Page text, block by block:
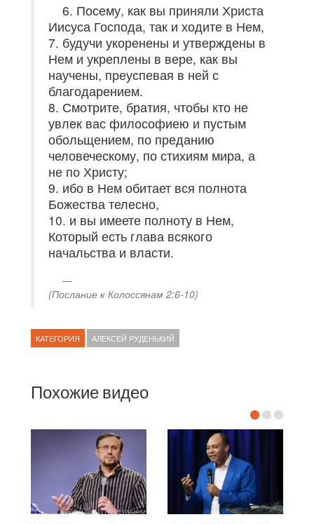
6. Посему, как вы приняли Христа
Иисуса Господа, так и ходите в Нем,
7. будучи укоренены и утверждены в
Нем и укреплены в вере, как вы
научены, преуспевая в ней с
благодарением.
8. Смотрите, братия, чтобы кто не
увлек вас философиею и пустым
обольщением, по преданию
человеческому, по стихиям мира, а
не по Христу;
9. ибо в Нем обитает вся полнота
Божества телесно,
10. и вы имеете полноту в Нем,
Который есть глава всякого
начальства и власти.
(Послание к Колоссянам 2:6-10)
КАТЕГОРИЯ АЛЕКСЕЙ РУДЕНЬКИЙ
Похожие видео